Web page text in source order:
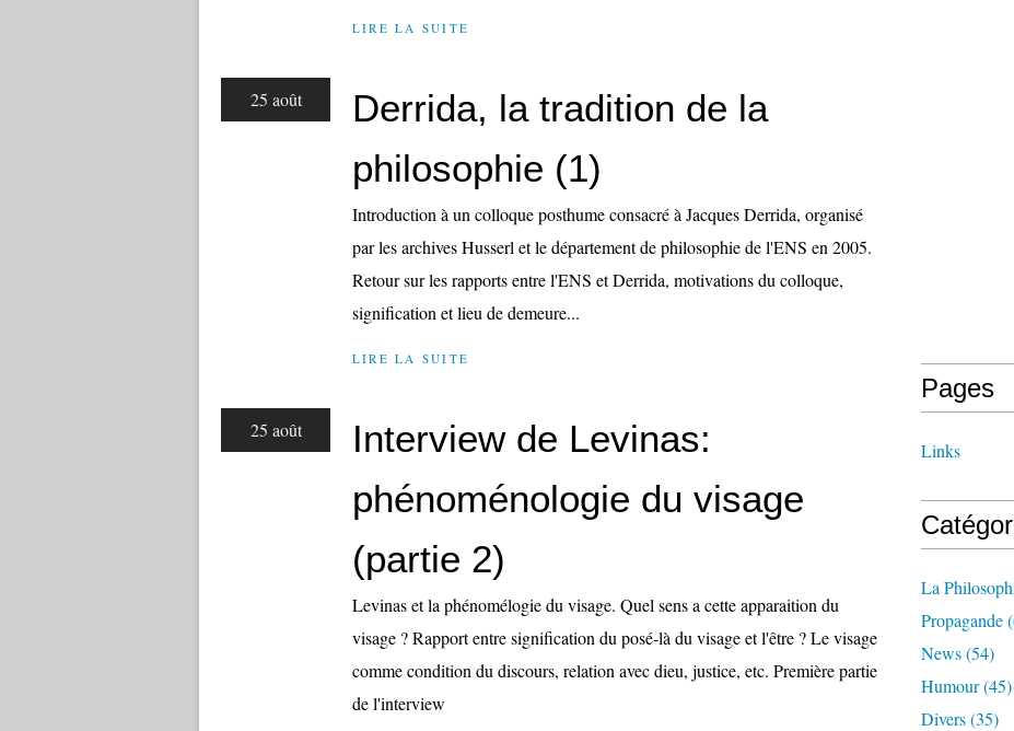
LIRE LA SUITE
25 août
Derrida, la tradition de la
philosophie (1)
Introduction à un colloque posthume consacré à Jacques Derrida, organisé
par les archives Husserl et le département de philosophie de l'ENS en 2005.
Retour sur les rapports entre l'ENS et Derrida, motivations du colloque,
signification et lieu de demeure...
LIRE LA SUITE
25 août
Interview de Levinas:
phénoménologie du visage
(partie 2)
Levinas et la phénomélogie du visage. Quel sens a cette apparaition du
visage ? Rapport entre signification du posé-là du visage et l'être ? Le visage
comme condition du discours, relation avec dieu, justice, etc. Première partie
de l'interview
Pages
Links
La
Propagande
News(54)
Humour(45)
Divers(35)